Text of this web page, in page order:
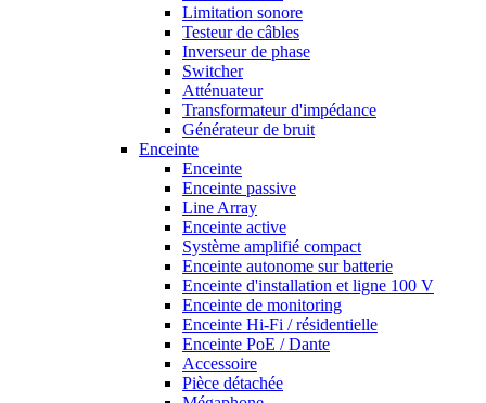
Limitation sonore
Testeur de câbles
Inverseur de phase
Switcher
Atténuateur
Transformateur d'impédance
Générateur de bruit
Enceinte
Enceinte
Enceinte passive
Line Array
Enceinte active
Système amplifié compact
Enceinte autonome sur batterie
Enceinte d'installation et ligne 100 V
Enceinte de monitoring
Enceinte Hi-Fi / résidentielle
Enceinte PoE / Dante
Accessoire
Pièce détachée